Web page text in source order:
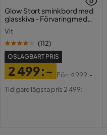
Utdragbar dagbädd
Färg
Fotpall ingår
Serie
Glow Stort sminkbord med
glasskiva - Förvaring med
Vit
(112)
OSLAGBART PRIS
Pris
2 499:-
Original
Förr4 999:-
Tidigare lägsta pris 2 499:-